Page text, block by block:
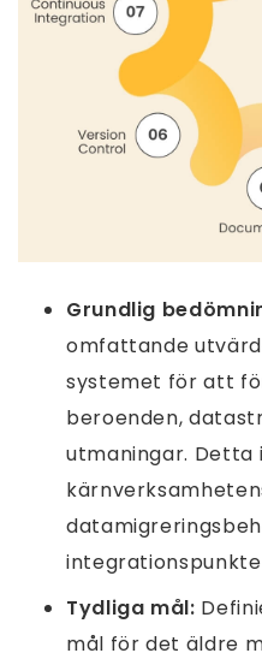
Grundlig
omfattande
systemet för att
beroenden,
utmaningar. Detta
Tydliga mål:
mål för det äldre